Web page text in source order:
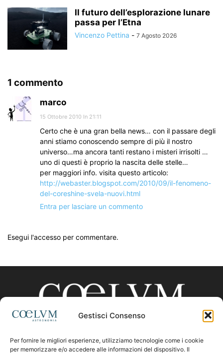
Gestisci Consenso
Per fornire le migliori esperienze, utilizziamo tecnologie come i cookie
per memorizzare e/o accedere alle informazioni del dispositivo. Il
Il futuro dell’esplorazione lunare
passa per l’Etna
Vincenzo Pettina - 7 Agosto 2026
1 commento
marco
15 Ottobre 2010 In 21:11
Certo che è una gran bella news… con il passare degli
anni stiamo conoscendo sempre di più il nostro
universo…ma ancora tanti restano i misteri irrisolti …
uno di questi è proprio la nascita delle stelle…
per maggiori info. visita questo articolo:
http://webaster.blogspot.com/2010/09/il-fenomeno-
del-coreshine-svela-nuovi.html
Entra per lasciare un commento
Esegui l'accesso per commentare.
CHI SIAMO